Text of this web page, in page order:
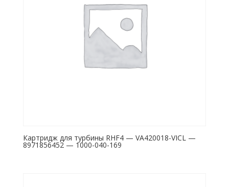
Картридж для турбины RHF4 — VA420018-VICL —
8971856452 — 1000-040-169